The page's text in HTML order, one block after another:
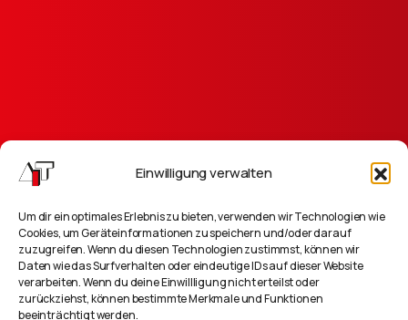
Einwilligung verwalten
Um dir ein optimales Erlebnis zu bieten, verwenden wir Technologien wie
Cookies, um Geräteinformationen zu speichern und/oder darauf
zuzugreifen. Wenn du diesen Technologien zustimmst, können wir
Daten wie das Surfverhalten oder eindeutige IDs auf dieser Website
verarbeiten. Wenn du deine Einwillligung nicht erteilst oder
zurückziehst, können bestimmte Merkmale und Funktionen
beeinträchtigt werden.
Wilhelmsplatz 11, D-70182 Stuttgart
info@ait.de